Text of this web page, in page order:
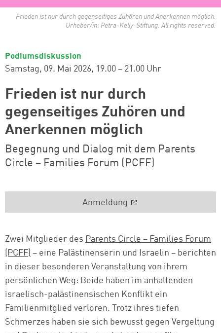
Frieden ist nur durch gegenseitiges Zuhören und Anerkennen möglich.
Urheber/in: Petra-Kelly-Stiftung. All rights reserved.
Podiumsdiskussion
Samstag, 09. Mai 2026 19.00 – 21.00 Uhr
Frieden ist nur durch
gegenseitiges Zuhören und
Anerkennen möglich
Begegnung und Dialog mit dem Parents
Circle – Families Forum (PCFF)
Anmeldung
Zwei Mitglieder des Parents Circle – Families Forum
(PCFF) – eine Palästinenserin und Israelin – berichten
in dieser besonderen Veranstaltung von ihrem
persönlichen Weg: Beide haben im anhaltenden
israelisch-palästinensischen Konflikt ein
Familienmitglied verloren. Trotz ihres tiefen
Schmerzes haben sie sich bewusst gegen Vergeltung